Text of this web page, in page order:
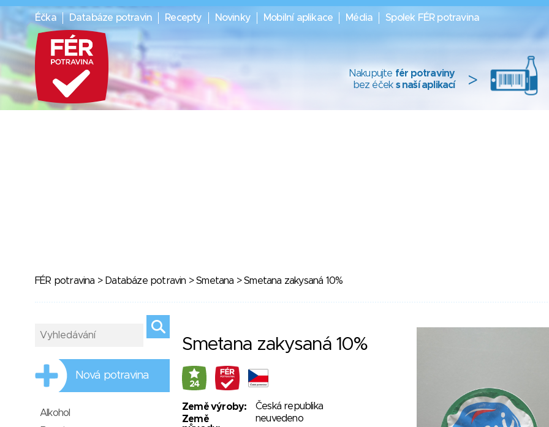
Éčka Databáze potravin Recepty Novinky Mobilní aplikace Média Spolek FÉR potravina
Nakupujte fér potraviny
bez éček s naší aplikací >
FÉR potravina > Databáze potravin >Smetana > Smetana zakysaná 10%
Smetana zakysaná 10%
24
Země výroby:
Česká republika
Země
neuvedeno
Nová potravina
Alkohol